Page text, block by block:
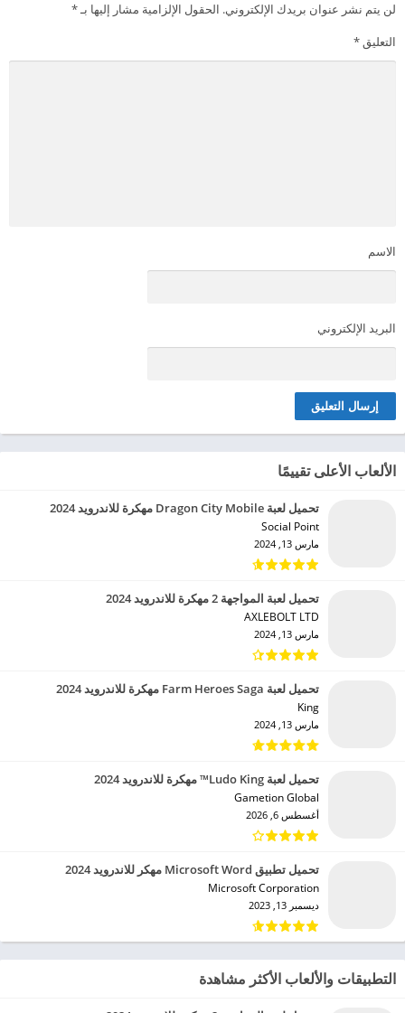
لن يتم نشر عنوان بريدك الإلكتروني. الحقول الإلزامية مشار إليها بـ*
التعليق*
الاسم
البريد الإلكتروني
الألعاب الأعلى تقييمًا
تحميل لعبة Dragon City Mobile مهكرة للاندرويد 2024
Social Point‏
مارس 13, 2024
تحميل لعبة المواجهة 2 مهكرة للاندرويد 2024
AXLEBOLT LTD‏
مارس 13, 2024
تحميل لعبة Farm Heroes Saga مهكرة للاندرويد 2024
King‏
مارس 13, 2024
تحميل لعبة Ludo King™ مهكرة للاندرويد 2024
Gametion Global‏
أغسطس 6, 2026
تحميل تطبيق Microsoft Word مهكر للاندرويد 2024
Microsoft Corporation‏
ديسمبر 13, 2023
التطبيقات والألعاب الأكثر مشاهدة